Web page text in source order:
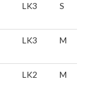
LK3 S
LK3 M
LK2 M